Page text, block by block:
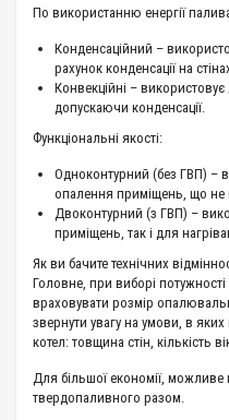
По використанню енергії
Конденсаційний –
рахунок конденсації на
Конвекційні –
допускаючи конденсації.
Функціональні якості:
Одноконтурний (без ГВП) –
опалення приміщень, що не
Двоконтурний (з ГВП) –
приміщень, так і для
Як ви бачите технічних
Головне, при виборі
враховувати розмір
звернути увагу на умови, в
котел: товщина стін, кількість
Для більшої економії,
твердопаливного разом.